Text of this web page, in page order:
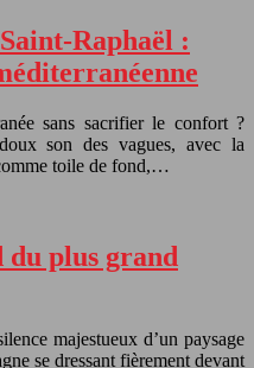
Raphaël :
sans sacrifier le confort ?
son des vagues, avec la
toile de fond,…
du plus grand
majestueux d’un paysage
se dressant fièrement devant